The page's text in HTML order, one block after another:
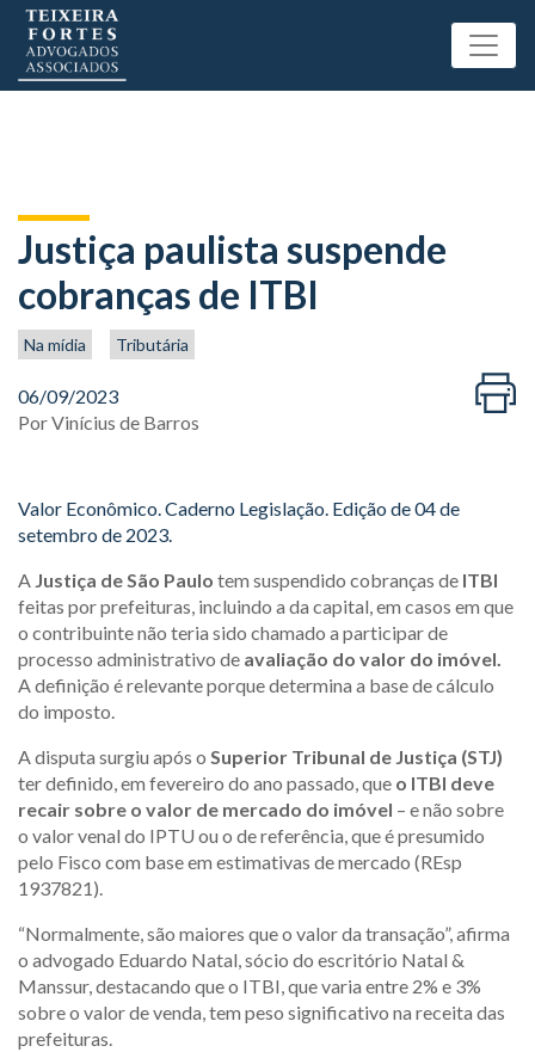
Justiça paulista suspende
cobranças de ITBI
Na mídia Tributária
06/09/2023
PorVinícius de Barros
Valor Econômico. Caderno Legislação. Edição de 04 de
setembro de 2023.
A Justiça de São Paulo tem suspendido cobranças de ITBI
feitas por prefeituras, incluindo a da capital, em casos em que
o contribuinte não teria sido chamado a participar de
processo administrativo de avaliação do valor do imóvel.
A definição é relevante porque determina a base de cálculo
do imposto.
A disputa surgiu após o Superior Tribunal de Justiça (STJ)
ter definido, em fevereiro do ano passado, que o ITBI deve
recair sobre o valor de mercado do imóvel – e não sobre
o valor venal do IPTU ou o de referência, que é presumido
pelo Fisco com base em estimativas de mercado (REsp
1937821).
“Normalmente, são maiores que o valor da transação”, afirma
o advogado Eduardo Natal, sócio do escritório Natal &
Manssur, destacando que o ITBI, que varia entre 2% e 3%
sobre o valor de venda, tem peso significativo na receita das
prefeituras.